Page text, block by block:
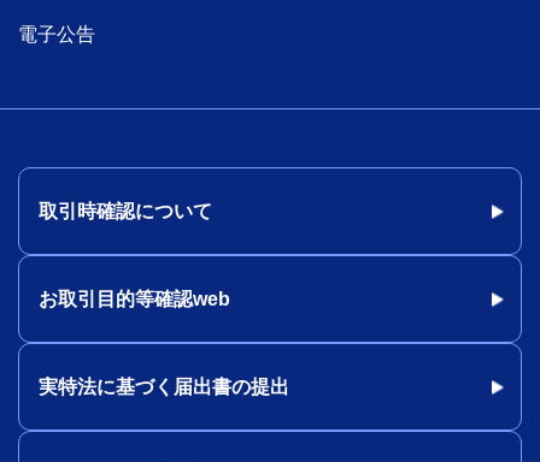
電子公告
取引時確認について
お取引目的等確認web
実特法に基づく届出書の提出